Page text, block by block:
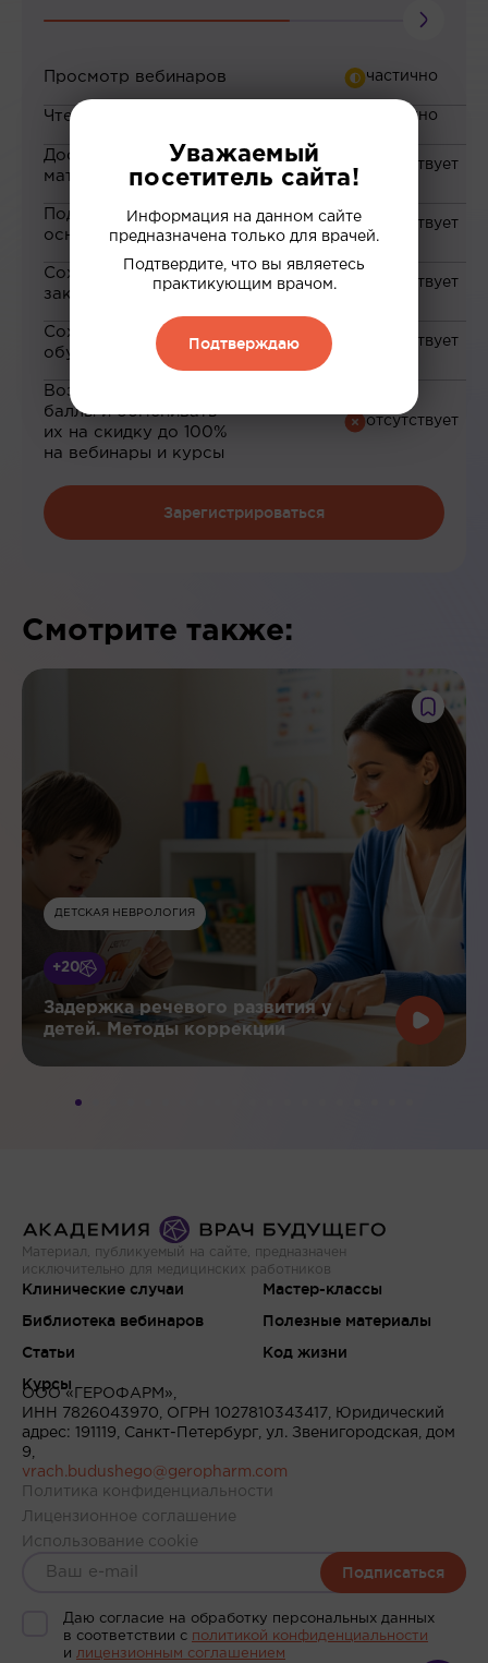
Просмотр вебинаров
Чтение статей
Доступ к закрытым
материалам
Подборка материалов на
основе ваших интересов
Сохранение материалов в
закладки
Сохранение прогресса по
обучению
Возможность зарабатывать
баллы и обменивать
их на скидку до 100%
на вебинары и курсы
Зарегистрироваться
Смотрите также:
ДЕТСКАЯ НЕВРОЛОГИЯ
+20
Задержка речевого развития у
детей. Методы коррекции
Материал, публикуемый на сайте, предназначен
исключительно для медицинских работников
Клинические случаи
Библиотека вебинаров
Статьи
Курсы
Мастер-классы
Полезные материалы
Код жизни
ООО «ГЕРОФАРМ»,
ИНН 7826043970, ОГРН 1027810343417, Юридический
адрес: 191119, Санкт-Петербург, ул. Звенигородская, дом
9,
vrach.budushego@geropharm.com
Политика конфиденциальности
Лицензионное соглашение
Использование cookie
Подписаться
Даю согласие на обработку персональных данных
в соответствии c политикой конфиденциальности
и лицензионным соглашением
Уважаемый
посетитель сайта!
Информация на данном сайте
предназначена только для врачей.
Подтвердите, что вы являетесь
практикующим врачом.
Подтверждаю